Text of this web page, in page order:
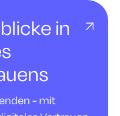
in
- mit